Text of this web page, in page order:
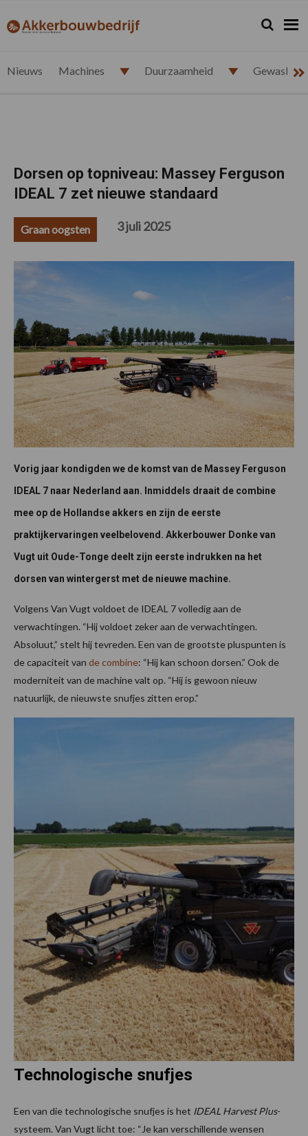
de
de
de
de
akkerbouwbedrijf.nl Zoeken...
Zoek
Nieuws Machines Duurzaamheid
Dorsen op topniveau: Massey Ferguson
IDEAL 7 zet nieuwe standaard
Graan oogsten 3 juli 2025
Vorig jaar kondigden we de komst van de Massey Ferguson
IDEAL 7 naar Nederland aan. Inmiddels draait de combine
mee op de Hollandse akkers en zijn de eerste
praktijkervaringen veelbelovend. Akkerbouwer Donke van
Vugt uit Oude-Tonge deelt zijn eerste indrukken na het
dorsen van wintergerst met de nieuwe machine.
Volgens Van Vugt voldoet de IDEAL 7 volledig aan de
verwachtingen. “Hij voldoet zeker aan de verwachtingen.
Absoluut,” stelt hij tevreden. Een van de grootste pluspunten is
de capaciteit van de combine: “Hij kan schoon dorsen.” Ook de
moderniteit van de machine valt op. “Hij is gewoon nieuw
natuurlijk, de nieuwste snufjes zitten erop.”
Technologische snufjes
Een van die technologische snufjes is het IDEAL Harvest Plus-
systeem. Van Vugt licht toe: “Je kan verschillende wensen